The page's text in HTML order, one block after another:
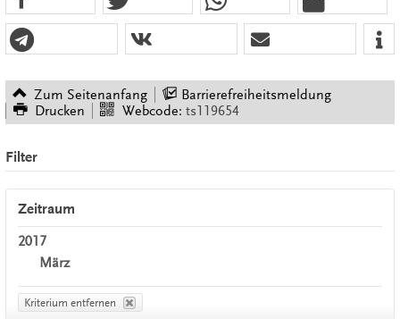
Zum Seitenanfang
Barrierefreiheitsmeldung
Drucken
Webcode: ts119654
Filter
Zeitraum
2017
März
Kriterium entfernen